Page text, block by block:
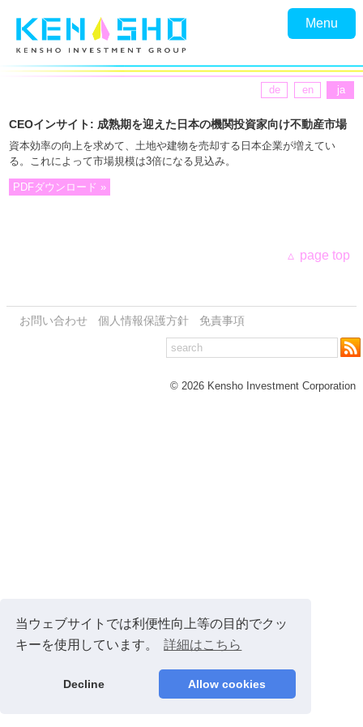
当ウェブサイトでは利便性向上等の目的でクッ
キーを使用しています。
詳細はこちら
Decline Allow cookies
Menu
de en ja
CEOインサイト: 成熟期を迎えた日本の機関投資家向け不動産市場
資本効率の向上を求めて、土地や建物を売却する日本企業が増えてい
る。これによって市場規模は3倍になる見込み。
PDFダウンロード »
page top
お問い合わせ 個人情報保護方針 免責事項
© 2026 Kensho Investment Corporation